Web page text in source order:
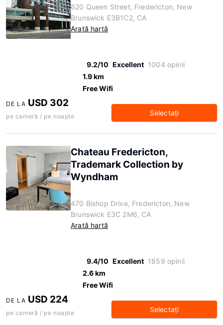
620 Queen Street, Fredericton, New
Brunswick E3B1C2, CA
Arată hartă
9.2/10 Excellent 1004 opinii
1.9 km
Free Wifi
DE LA USD 302
pe cameră / pe noapte Selectaţi
Chateau Fredericton,
Trademark Collection by
Wyndham
470 Bishop Drive, Fredericton, New
Brunswick E3C 2M6, CA
Arată hartă
9.4/10 Excellent 1859 opinii
2.6 km
Free Wifi
DE LA USD 224
pe cameră / pe noapte Selectaţi